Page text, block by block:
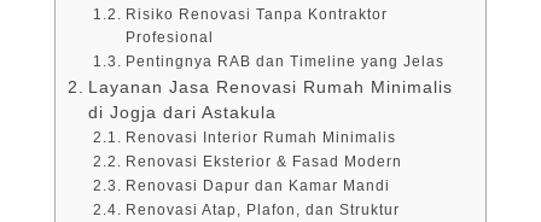
Risiko Renovasi Tanpa Kontraktor
Profesional
Pentingnya RAB dan Timeline yang Jelas
Layanan Jasa Renovasi Rumah Minimalis
di Jogja dari Astakula
Renovasi Interior Rumah Minimalis
Renovasi Eksterior & Fasad Modern
Renovasi Dapur dan Kamar Mandi
Renovasi Atap, Plafon, dan Struktur